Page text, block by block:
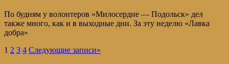
По будням у волонтеров «Милосердие — Подольск» дел
также много, как и в выходные дни. За эту неделю «Лавка
добра»
1 2 3 4 Следующие записи»